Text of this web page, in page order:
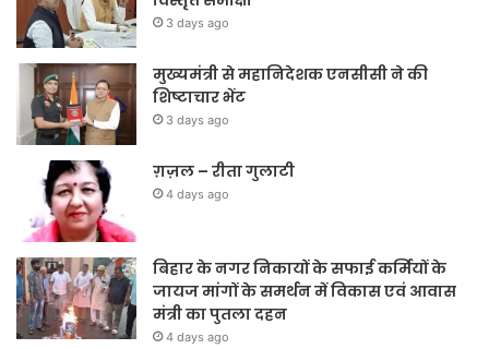
3 days ago
मुख्यमंत्री से महानिदेशक एनसीसी ने की
शिष्टाचार भेंट
3 days ago
ग़ज़ल – रीता गुलाटी
4 days ago
बिहार के नगर निकायों के सफाई कर्मियों के
जायज मांगों के समर्थन में विकास एवं आवास
मंत्री का पुतला दहन
4 days ago